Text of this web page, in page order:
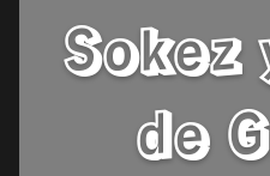
Sokez
de